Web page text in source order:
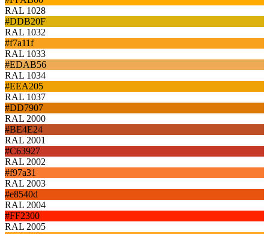
RAL 1028
#DDB20F
RAL 1032
#f7a11f
RAL 1033
#EDAB56
RAL 1034
#EEA205
RAL 1037
#DD7907
RAL 2000
#BE4E24
RAL 2001
#C63927
RAL 2002
#f97a31
RAL 2003
#e8540d
RAL 2004
#FF2300
RAL 2005